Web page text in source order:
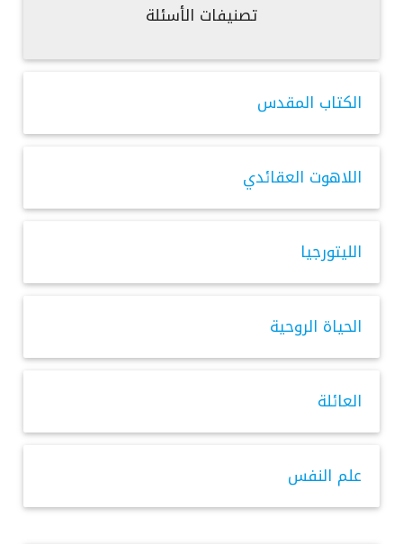
تصنيفات الأسئلة
الكتاب المقدس
اللاهوت العقائدي
الليتورجيا
الحياة الروحية
العائلة
علم النفس